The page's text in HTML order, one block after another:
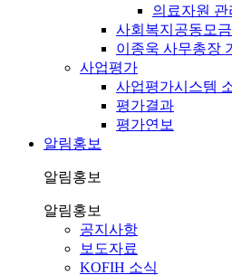
의료자원
사회복지공동모
이종욱 사무총장
사업평가
사업평가시스템
평가결과
평가연보
알림홍보
알림홍보
알림홍보
공지사항
보도자료
KOFIH 소식